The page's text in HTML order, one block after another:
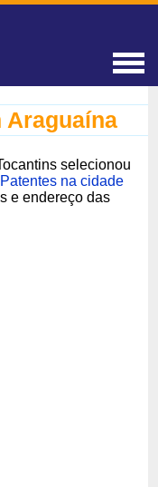
Araguaína
selecionou
na cidade
e endereço das